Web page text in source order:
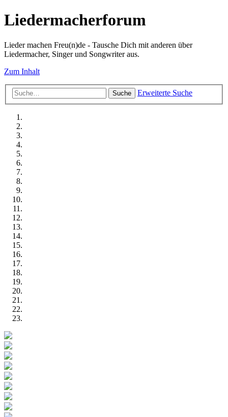
Liedermacherforum
Lieder machen Freu(n)de - Tausche Dich mit anderen über
Liedermacher, Singer und Songwriter aus.
Zum Inhalt
Suche Erweiterte Suche